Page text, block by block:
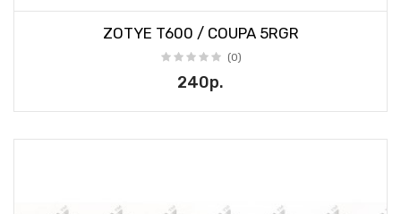
ZOTYE T600 / COUPA 5RGR
(0)
240р.